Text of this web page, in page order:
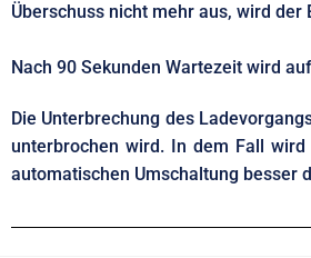
Überschuss nicht mehr aus, wird
Nach 90 Sekunden Wartezeit wird
Die Unterbrechung des
unterbrochen wird. In dem Fall
automatischen Umschaltung besser